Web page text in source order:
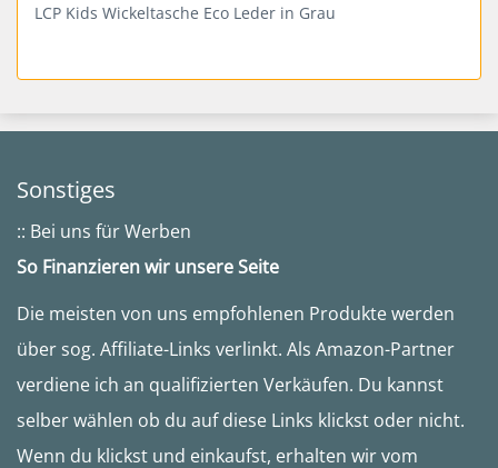
LCP Kids Wickeltasche Eco Leder in Grau
Sonstiges
:: Bei uns für Werben
So Finanzieren wir unsere Seite
Die meisten von uns empfohlenen Produkte werden
über sog. Affiliate-Links verlinkt. Als Amazon-Partner
verdiene ich an qualifizierten Verkäufen. Du kannst
selber wählen ob du auf diese Links klickst oder nicht.
Wenn du klickst und einkaufst, erhalten wir vom